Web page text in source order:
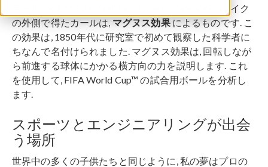
カール, および Eder, Nelinho, Roberto Carlos がスパイク
の外側で得たカールは, マグヌス効果によるものです. こ
の効果は, 1850年代に研究室で初めて観察した科学者に
ちなんで名付けられました. マグヌス効果は, 回転しなが
ら前進する球体にかかる横方向の力を説明します. これ
を使用して, FIFA World Cup™ の試合用ボールを分析し
ます.
スポーツとエンジニアリングが出会
う場所
世界中の多くの子供たちと同じように, 私の夢はプロの